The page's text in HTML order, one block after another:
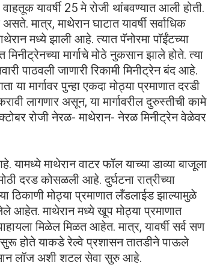
यावर्षी 25 मे रोजी थांबवण्यात आली होती.
मात्र, माथेरान घाटात यावर्षी सर्वाधिक
मध्ये झाली आहे. त्यात पॅनोरमा पॉईंटच्या
मार्गाचे मोठे नुकसान झाले होते. त्या
पाठवली जाणारी रिकामी मिनीट्रेन बंद आहे.
मार्गावर पुन्हा एकदा मोठ्या प्रमाणात दरडी
लागणार असून, या मार्गावरील दुरुस्तीची कामे
रोजी नेरळ- माथेरान- नेरळ मिनीट्रेन वेळेवर
माथेरान वाटर फॉल याच्या डाव्या बाजूला
दरड कोसळली आहे. दुर्घटना रात्रीच्या
ठिकाणी मोठ्या प्रमाणात लँडलाईड झाल्यामुळे
आहेत. माथेरान मध्ये खूप मोठ्या प्रमाणात
मिळेल मिळत आहेत. मात्र, यावर्षी सर्व सण
सुरू होते याकडे रेल्वे प्रशासन तातडीने पाऊले
लॉज अशी शटल सेवा सुरु आहे.